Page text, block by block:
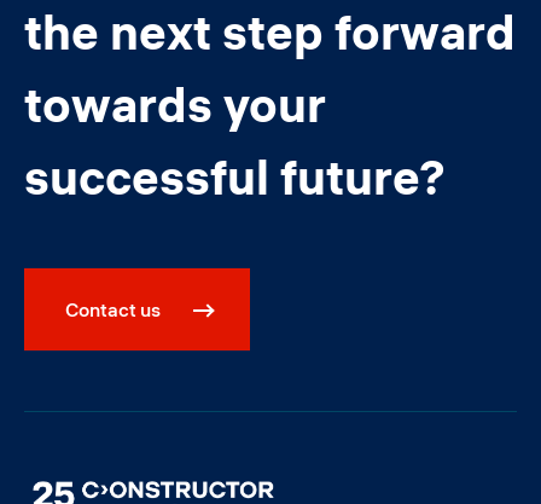
the next step forward
towards your
successful future?
Contact us
Image